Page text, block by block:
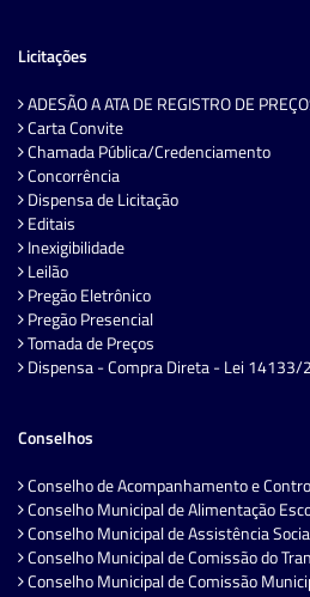
Licitações
ADESÃO A ATA DE REGISTRO DE
Carta Convite
Chamada Pública/Credenciamento
Concorrência
Dispensa de Licitação
Editais
Inexigibilidade
Leilão
Pregão Eletrônico
Pregão Presencial
Tomada de Preços
Dispensa - Compra Direta - Lei 14133/
Conselhos
Conselho de Acompanhamento e
Conselho Municipal de Alimentação
Conselho Municipal de Assistência
Conselho Municipal de Comissão do
Conselho Municipal de Comissão